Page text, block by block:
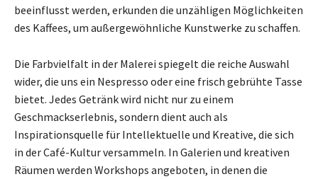
beeinflusst werden, erkunden die unzähligen Möglichkeiten
des Kaffees, um außergewöhnliche Kunstwerke zu schaffen.
Die Farbvielfalt in der Malerei spiegelt die reiche Auswahl
wider, die uns ein Nespresso oder eine frisch gebrühte Tasse
bietet. Jedes Getränk wird nicht nur zu einem
Geschmackserlebnis, sondern dient auch als
Inspirationsquelle für Intellektuelle und Kreative, die sich
in der Café-Kultur versammeln. In Galerien und kreativen
Räumen werden Workshops angeboten, in denen die